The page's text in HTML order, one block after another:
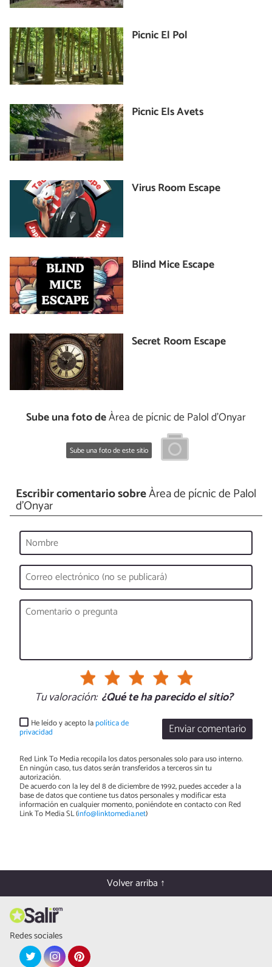
Picnic El Pol
Picnic Els Avets
Virus Room Escape
Blind Mice Escape
Secret Room Escape
Sube una foto deÀrea de pícnic de Palol d’Onyar
Sube una foto de este sitio
Escribir comentario sobreÀrea de pícnic de Palol
d’Onyar
Tu valoración: ¿Qué te ha parecido el sitio?
Enviar comentario
He leído y acepto lapolítica de
privacidad
Red Link To Media recopila los datos personales solo para uso interno.
En ningún caso, tus datos serán transferidos a terceros sin tu
autorización.
De acuerdo con la ley del 8 de diciembre de 1992, puedes acceder a la
base de datos que contiene tus datos personales y modificar esta
información en cualquier momento, poniéndote en contacto con Red
Link To Media SL (info@linktomedia.net)
Volver arriba ↑
Redes sociales